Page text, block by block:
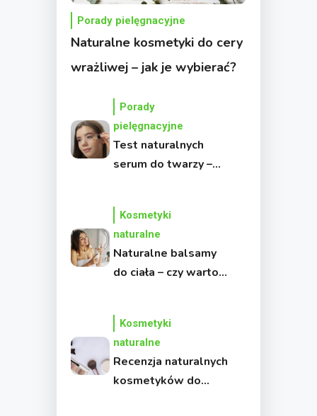
Porady pielęgnacyjne
Naturalne kosmetyki do cery
wrażliwej – jak je wybierać?
Porady
pielęgnacyjne
Test naturalnych
serum do twarzy –
Kosmetyki
naturalne
Naturalne balsamy
do ciała – czy warto
chemii?
Kosmetyki
naturalne
Recenzja naturalnych
kosmetyków do